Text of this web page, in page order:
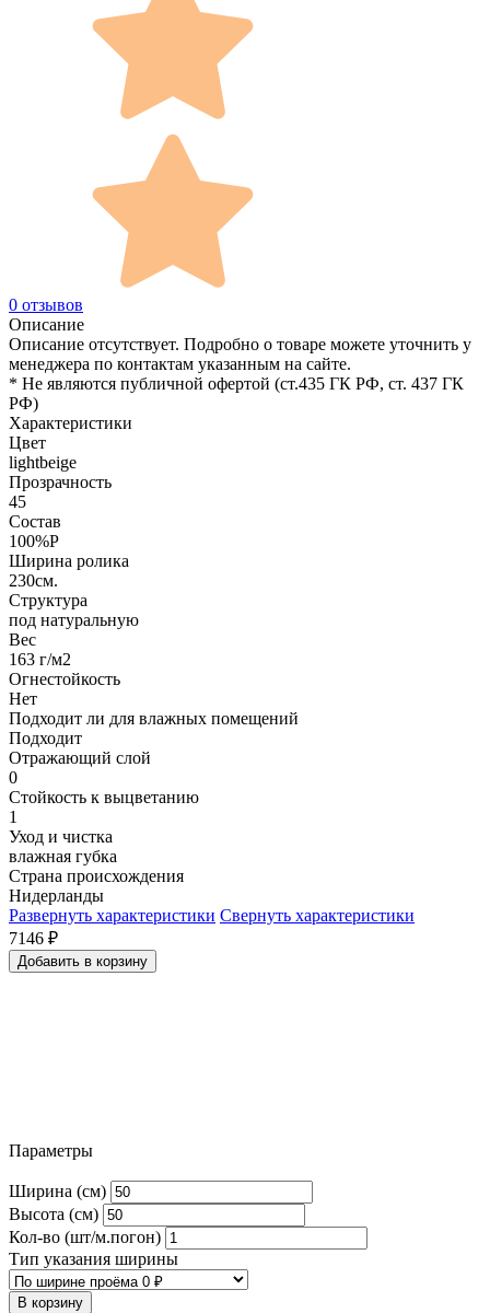
0 отзывов
Описание
Описание отсутствует. Подробно о товаре можете уточнить у
менеджера по контактам указанным на сайте.
* Не являются публичной офертой (ст.435 ГК РФ, cт. 437 ГК
РФ)
Характеристики
Цвет
lightbeige
Прозрачность
45
Состав
100%P
Ширина ролика
230см.
Структура
под натуральную
Вес
163 г/м2
Огнестойкость
Нет
Подходит ли для влажных помещений
Подходит
Отражающий слой
0
Стойкость к выцветанию
1
Уход и чистка
влажная губка
Страна происхождения
Нидерланды
Развернуть характеристики Свернуть характеристики
7146 ₽
Добавить в корзину
Параметры
Ширина (см)
Высота (см)
Кол-во (шт/м.погон)
Тип указания ширины
В корзину